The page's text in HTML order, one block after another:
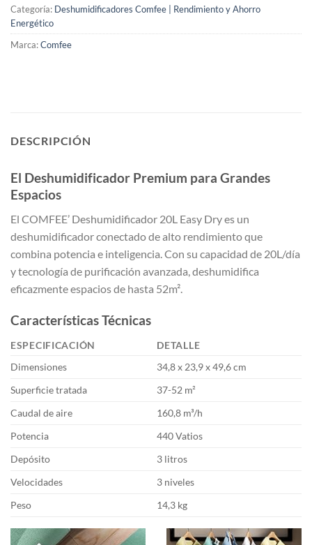
Categoría: Deshumidificadores Comfee | Rendimiento y Ahorro
Energético
Marca:Comfee
DESCRIPCIÓN
El Deshumidificador Premium para Grandes
Espacios
El COMFEE’ Deshumidificador 20L Easy Dry es un
deshumidificador conectado de alto rendimiento que
combina potencia e inteligencia. Con su capacidad de 20L/día
y tecnología de purificación avanzada, deshumidifica
eficazmente espacios de hasta 52m².
Características Técnicas
ESPECIFICACIÓN
DETALLE
Dimensiones
34,8 x 23,9 x 49,6 cm
Superficie tratada
37-52 m²
Caudal de aire
160,8 m³/h
Potencia
440 Vatios
Depósito
3 litros
Velocidades
3 niveles
Peso
14,3 kg